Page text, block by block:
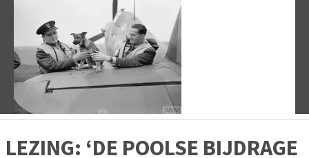
Vorige
LEZING: ‘DE POOLSE BIJDRAGE